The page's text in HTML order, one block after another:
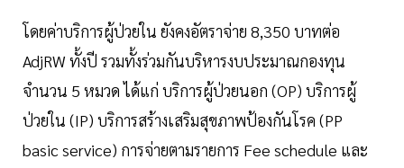
โดยค่าบริการผู้ป่วยใน ยังคงอัตราจ่าย 8,350 บาทต่อ
AdjRW ทั้งปี รวมทั้งร่วมกันบริหารงบประมาณกองทุน
จำนวน 5 หมวด ได้แก่ บริการผู้ป่วยนอก (OP) บริการผู้
ป่วยใน (IP) บริการสร้างเสริมสุขภาพป้องกันโรค (PP
basic service) การจ่ายตามรายการ Fee schedule และ